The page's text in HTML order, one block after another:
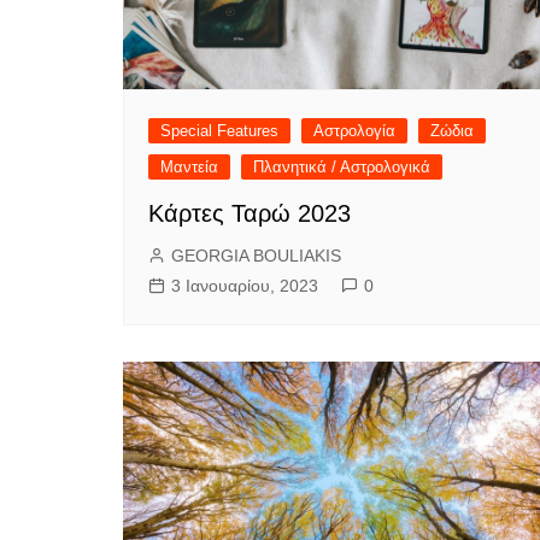
Special Features Αστρολογία
Ζώδια
Μαντεία
Πλανητικά / Αστρολογικά
Κάρτες Ταρώ 2023
GEORGIA BOULIAKIS
3 Ιανουαρίου, 2023
0